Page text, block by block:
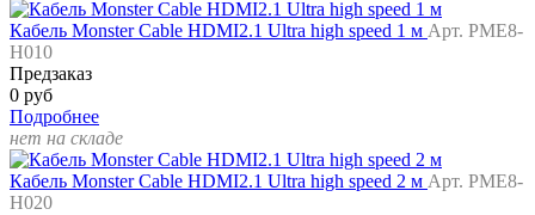
Кабель Monster Cable HDMI2.1 Ultra high speed 1 м Арт. PME8-
H010
Предзаказ
0 руб
Подробнее
нет на складе
Кабель Monster Cable HDMI2.1 Ultra high speed 2 м Арт. PME8-
H020